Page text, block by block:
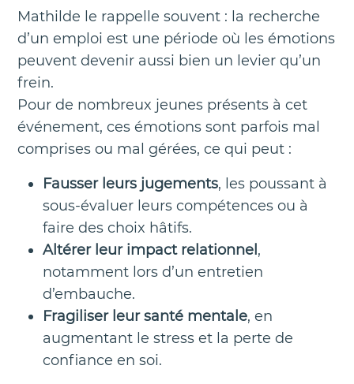
Mathilde le rappelle souvent : la recherche
d’un emploi est une période où les émotions
peuvent devenir aussi bien un levier qu’un
frein.
Pour de nombreux jeunes présents à cet
événement, ces émotions sont parfois mal
comprises ou mal gérées, ce qui peut :
Fausser leurs jugements, les poussant à
sous-évaluer leurs compétences ou à
faire des choix hâtifs.
Altérer leur impact relationnel ,
notamment lors d’un entretien
d’embauche.
Fragiliser leur santé mentale, en
augmentant le stress et la perte de
confiance en soi.